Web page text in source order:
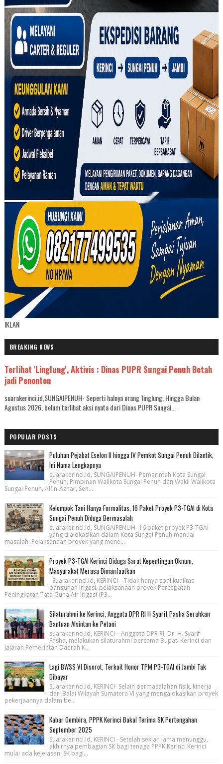
IKLAN
BREAKING NEWS
Terlihat 'Linglung', Aktivis : Dinas PUPR Sungai Penuh Betah
jadi Penonton
suarakerinci.id,SUNGAIPENUH- Seperti halnya orang 'linglung, Hingga Bulan
Agustus 2026, belum terlihat aksi nyata dari Dinas PUPR Sungai...
POPULAR POSTS
Puluhan Pejabat Eselon II hingga IV Pemkot Sungai Penuh Dilantik,
Ini Nama Lengkapnya
suarakerinci.id, SUNGAIPENUH- Pemerintah Kota Sungai
Penuh, Pimpinan Walikota Sungai Penuh dan Wakil Walikota
Sungai Penuh, Alfin-Azhar, Sen...
Kelompok Tani Hanya Formalitas, 16 Paket Proyek P3-TGAI di Kota
Sungai Penuh Diduga Bermasalah
suarakerinci.id, SUNGAIPENUH- 16 paket proyek P3-TGAI
yang dialokasikan dalam Kota Sungai Penuh menuai
masalah. Pelaksanaan proyek yang mene...
Proyek P3-TGAI Kerinci Diduga Sarat Kepentingan Oknum,
Masyarakat Merasa Dimanfaatkan
Suarakerinci.id, KERINCI – Tidak hanya soal kualitas
bangunan irigasi, pelaksanaan proyek Percepatan
Peningkatan Tata Guna Air Irigasi (P3...
Silaturahmi ke Kerinci, Anggota DPR RI H Syarif Pasha Serahkan
Bantuan Alsintan ke Petani
suarakerinci.id, KERINCI – Anggota DPR RI, Dr. H. Syarif
Fasha, melakukan silaturahmi bersama Bupati Kerinci dan
jajaran Pemerintah Daerah K...
Lagi BWSS VI Disorot, Terkait Honor TPM P3-TGAI di Jambi Tak
Dibayar
Suarakerinci.id, KERINCI- Selain permasalahan fisik, kinerja
dari Balai Wilayah Sumatera VI yang mengalokasikan proyek
pekerjaannya dalam be...
Kabar Gembira, PPPK Kerinci Bakal Terima SK Pertengahan
September 2025
Suarakerinci.id, KERINCI - Setelah sekian lama menunggu,
akhirnya pembagian SK bagi tenaga PPPK Kerinci Kerinci
mulai ada kejelasan. SK bagi...